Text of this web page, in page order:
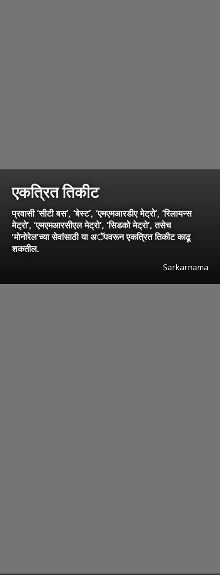
एकत्रित तिकीट
प्रवासी ‘सीटी बस’, ‘बेस्ट’, ‘एमएमआरडीए मेट्रो’, ‘रिलायन्स
मेट्रो’, ‘एमएमआरसीएल मेट्रो’, ‘सिडको मेट्रो’, तसेच
‘मोनोरेल’च्या सेवांसाठी या अॅपवरून एकत्रित तिकीट काढू
शकतील.
Sarkarnama